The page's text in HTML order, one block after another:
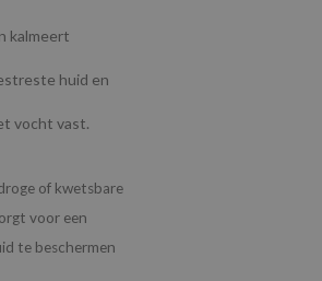
kalmeert
huid en
vocht vast.
of kwetsbare
voor een
te beschermen